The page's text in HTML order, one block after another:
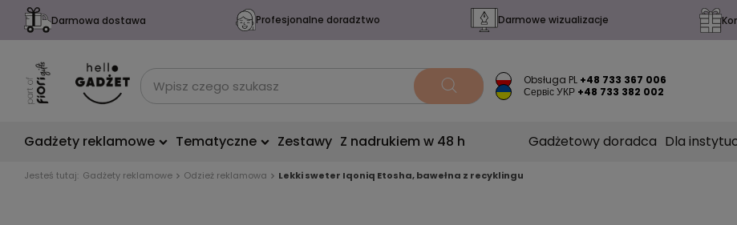
Darmowa dostawa Profesjonalne doradztwo Darmowe wizualizacje
Obsługa PL +48 733 367 006
Сервіс УКР +48 733 382 002
Gadżety reklamowe Tematyczne Zestawy Z nadrukiem w 48 h Gadżetowy doradca Dla
Jesteś tutaj: Gadżety reklamowe Odzież reklamowa Lekki sweter Iqoniq Etosha, bawełna z recyklingu